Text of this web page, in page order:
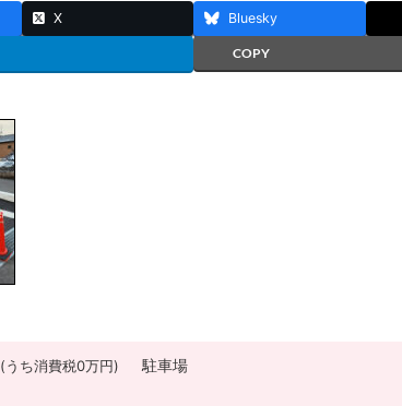
X Bluesky
COPY
(うち消費税0万円) 駐車場